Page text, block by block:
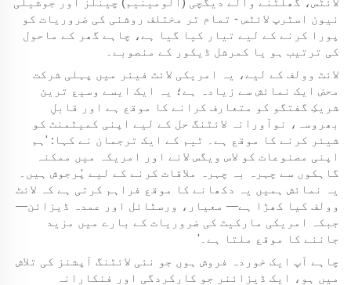
نیون اسٹرپ لائٹس - تمام تر مختلف روشنی کی ضروریات کو
پورا کرنے کے لیے تیار کیا گیا ہے، چاہے گھر کے ماحول
کی ترتیب ہو یا کمرشل ڈیکور کے منصوبے۔
لائٹ وولف کے لیے، یہ امریکی لائٹ فیئر میں پہلی شرکت
محض ایک نمائش سے زیادہ ہے؛ یہ ایک ایسے وسیع ترین
شریکِ گفتگو کو متعارف کرانے کا موقع ہے اور قابلِ
بھروسہ، نوآورانہ لائٹنگ حل کے لیے اپنی کمیٹمنٹ کو
شیئر کرنے کا موقع ہے۔ ٹیم کے ایک ترجمان نے کہا: 'ہم
اپنی مصنوعات کو لاس ویگس لانے اور امریکہ میں ممکنہ
گاہکوں سے چہرہ بہ چہرہ ملاقات کرنے کے لیے پُرجوش ہیں۔
یہ نمائش ہمیں یہ دکھانے کا موقع فراہم کرتی ہے کہ لائٹ
وولف کیا کھڑا ہے— معیار، ورسٹائل اور عمدہ ڈیزائن—
جبکہ امریکی مارکیٹ کی ضروریات کے بارے میں مزید
جاننے کا موقع ملتا ہے۔'
چاہے آپ ایک خوردہ فروش ہوں جو نئی لائٹنگ آپشنز کی تلاش
میں ہو، ایک ڈیزائنر جو کارکردگی اور فنکارانہ